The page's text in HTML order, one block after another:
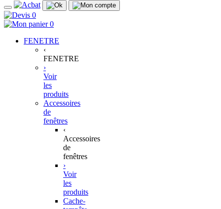
0
0
FENETRE
‹
FENETRE
›
Voir
les
produits
Accessoires
de
fenêtres
‹
Accessoires
de
fenêtres
›
Voir
les
produits
Cache-